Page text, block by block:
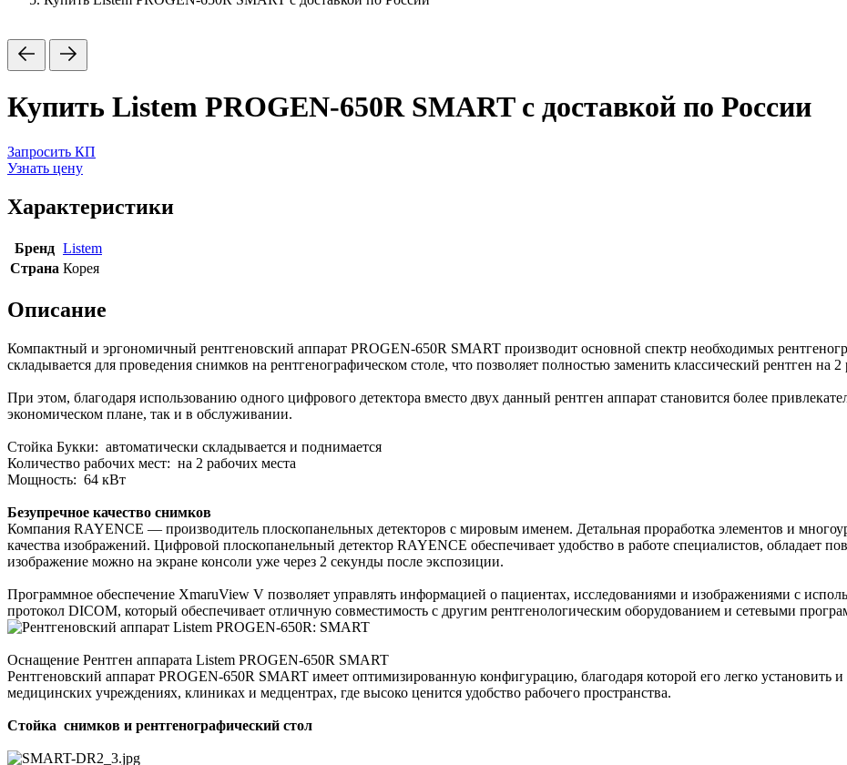
Купить Listem PROGEN-650R SMART с доставкой по России
Запросить КП
Узнать цену
Характеристики
Бренд Listem
Страна Корея
Описание
Компактный и эргономичный рентгеновский аппарат PROGEN-650R SMART производит основной спектр необходимых
складывается для проведения снимков на рентгенографическом столе, что позволяет полностью заменить классический рентген на 2
При этом, благодаря использованию одного цифрового детектора вместо двух данный рентген аппарат становится более
экономическом плане, так и в обслуживании.
Стойка Букки: автоматически складывается и поднимается
Количество рабочих мест: на 2 рабочих места
Мощность: 64 кВт
Безупречное качество снимков
Компания RAYENCE — производитель плоскопанельных детекторов с мировым именем. Детальная проработка элементов и
качества изображений. Цифровой плоскопанельный детектор RAYENCE обеспечивает удобство в работе специалистов, обладает
изображение можно на экране консоли уже через 2 секунды после экспозиции.
Программное обеспечение XmaruView V позволяет управлять информацией о пациентах, исследованиями и изображениями с
протокол DICOM, который обеспечивает отличную совместимость с другим рентгенологическим оборудованием и сетевыми
Оснащение Рентген аппарата Listem PROGEN-650R SMART
Рентгеновский аппарат PROGEN-650R SMART имеет оптимизированную конфигурацию, благодаря которой его легко установить
медицинских учреждениях, клиниках и медцентрах, где высоко ценится удобство рабочего пространства.
Стойка снимков и рентгенографический стол